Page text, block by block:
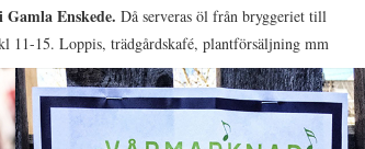
Enskede. Då serveras öl från bryggeriet till
11-15. Loppis, trädgårdskafé, plantförsäljning mm